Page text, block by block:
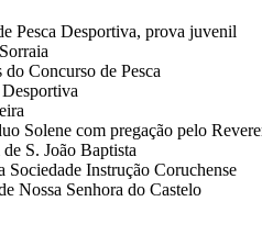
Pesca Desportiva, prova juvenil
Concurso de Pesca
Solene com pregação pelo
S. João Baptista
Instrução Coruchense
Nossa Senhora do Castelo